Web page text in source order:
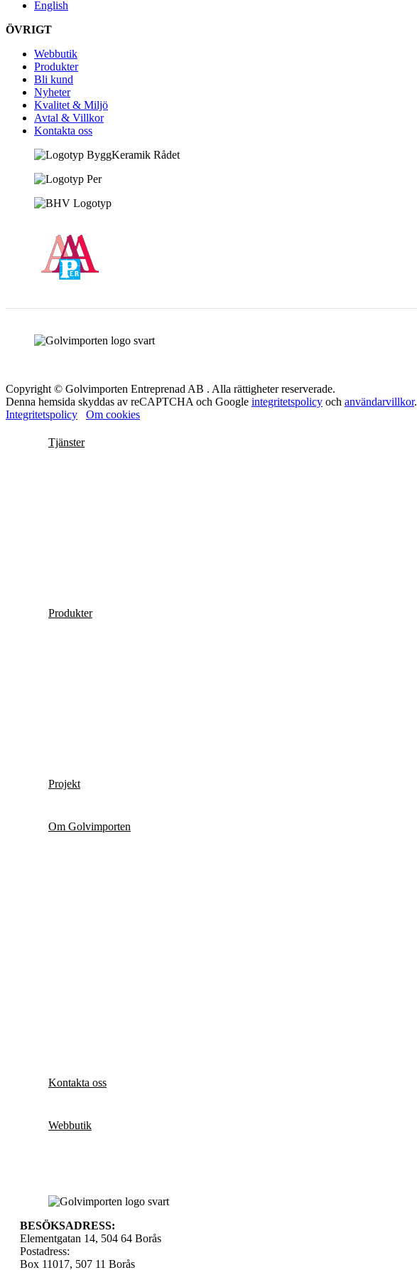
English
ÖVRIGT
Webbutik
Produkter
Bli kund
Nyheter
Kvalitet & Miljö
Avtal & Villkor
Kontakta oss
Copyright © Golvimporten Entreprenad AB . Alla rättigheter reserverade.
Denna hemsida skyddas av reCAPTCHA och Google integritetspolicy och användarvillkor.
Integritetspolicy
Om cookies
Tjänster
Produkter
Projekt
Om Golvimporten
Kontakta oss
Webbutik
BESÖKSADRESS:
Elementgatan 14, 504 64 Borås
Postadress:
Box 11017, 507 11 Borås